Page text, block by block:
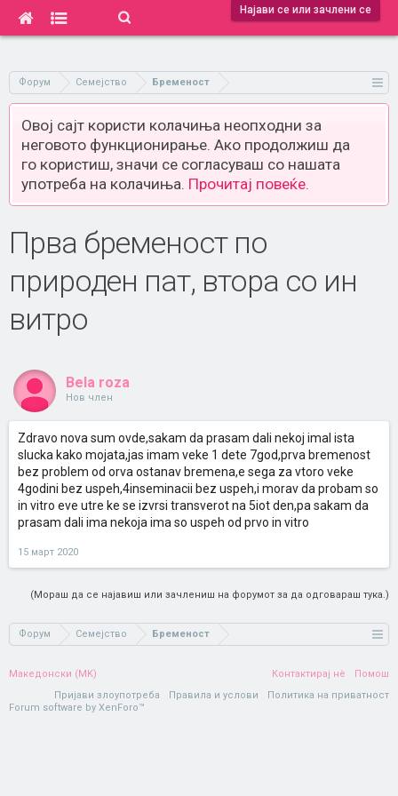
Најави се или зачлени се
Форум Семејство Бременост
Овој сајт користи колачиња неопходни за
неговото функционирање. Ако продолжиш да
го користиш, значи се согласуваш со нашата
употреба на колачиња. Прочитај повеќе.
Прва бременост по
природен пат, втора со ин
витро
Bela roza
Нов член
Zdravo nova sum ovde,sakam da prasam dali nekoj imal ista
slucka kako mojata,jas imam veke 1 dete 7god,prva bremenost
bez problem od orva ostanav bremena,e sega za vtoro veke
4godini bez uspeh,4inseminacii bez uspeh,i morav da probam so
in vitro eve utre ke se izvrsi transverot na 5iot den,pa sakam da
prasam dali ima nekoja ima so uspeh od prvo in vitro
15 март 2020
(Мораш да се најавиш или зачлениш на форумот за да одговараш тука.)
Форум Семејство Бременост
Македонски (MK) Контактирај нè
Помош
Пријави злоупотреба
Правила и услови
Политика на приватност
Forum software by XenForo™